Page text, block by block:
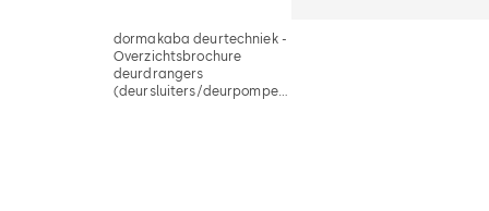
dormakaba deurtechniek -
Overzichtsbrochure
deurdrangers
(deursluiters/deurpompen)